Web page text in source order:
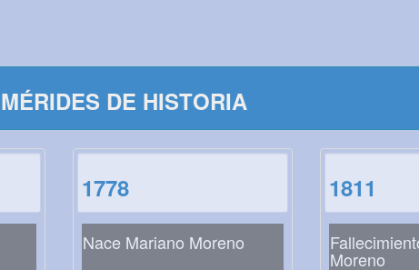
DE HISTORIA
1778
Nace Mariano Moreno
1811
Moreno